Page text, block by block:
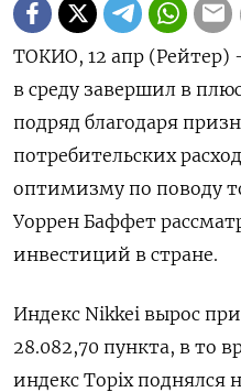
ТОКИО, 12 апр (Рейтер)
в среду завершил в
подряд благодаря
потребительских
оптимизму по поводу
Уоррен Баффет
инвестиций в стране.
Индекс Nikkei вырос
28.082,70 пункта, в то
индекс Topix поднялся